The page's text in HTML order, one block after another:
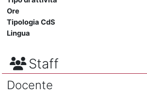
Ore
Tipologia CdS
Lingua
Staff
Docente